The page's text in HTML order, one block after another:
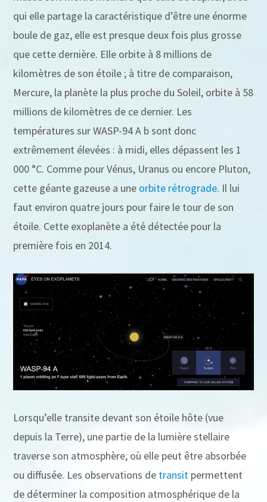
qui elle partage la caractéristique d’être une énorme
boule de gaz, elle est presque deux fois plus grosse
que cette dernière. Elle orbite à 8 millions de
kilomètres de son étoile ; à titre de comparaison,
Mercure, la planète la plus proche du Soleil, orbite à 58
millions de kilomètres de ce dernier. Les
températures sur WASP-94 A b sont donc
extrêmement élevées : à midi, elles dépassent les 1
000 °C. Comme pour Vénus, Uranus ou encore Pluton,
cette géante gazeuse a une orbite rétrograde. Il lui
faut environ quatre jours pour faire le tour de son
étoile. Cette exoplanète a été détectée pour la
première fois en 2014.
Lorsqu’elle transite devant son étoile hôte (vue
depuis la Terre), une partie de la lumière stellaire
traverse son atmosphère, où elle peut être absorbée
ou diffusée. Les observations de transit permettent
de déterminer la composition atmosphérique de la